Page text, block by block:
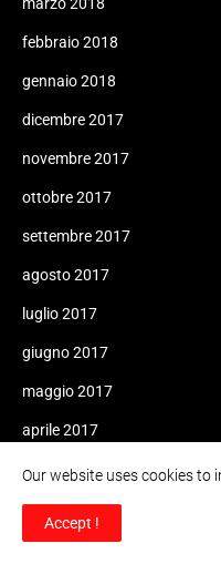
febbraio 2018
gennaio 2018
dicembre 2017
novembre 2017
ottobre 2017
settembre 2017
agosto 2017
luglio 2017
giugno 2017
maggio 2017
aprile 2017
marzo 2017
febbraio 2017
gennaio 2017
Our website uses cookies to
Accept !